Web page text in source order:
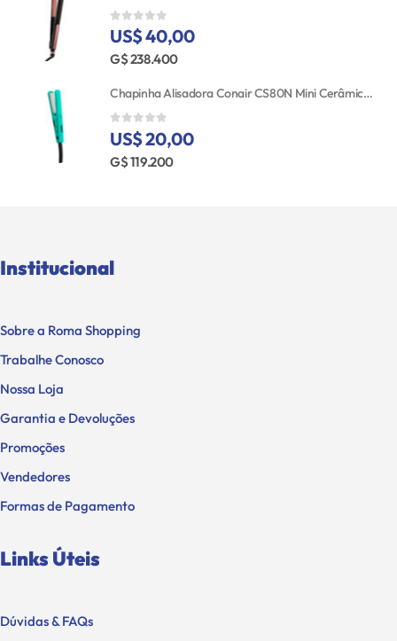
0 out of 5
US$ 40,00
G$ 238.400
Chapinha Alisadora Conair CS80N Mini Cerâmica Bivolt
0 out of 5
US$ 20,00
G$ 119.200
Institucional
Sobre a Roma Shopping
Trabalhe Conosco
Nossa Loja
Garantia e Devoluções
Promoções
Vendedores
Formas de Pagamento
Links Úteis
Dúvidas & FAQs